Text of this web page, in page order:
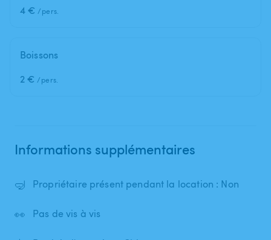
4 € /pers.
Boissons
2 € /pers.
Informations supplémentaires
🤿 Propriétaire présent pendant la location : Non
👀 Pas de vis à vis